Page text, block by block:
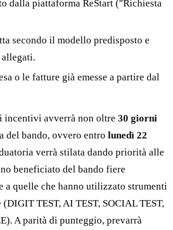
dalla piattaforma ReStart ("Richiesta
secondo il modello predisposto e
o le fatture già emesse a partire dal
incentivi avverrà non oltre 30 giorni
del bando, ovvero entro lunedì 22
verrà stilata dando priorità alle
beneficiato del bando fiere
a quelle che hanno utilizzato strumenti
(DIGIT TEST, AI TEST, SOCIAL TEST,
A parità di punteggio, prevarrà